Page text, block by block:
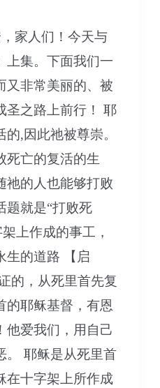
家人们！今天与
上集。下面我们一
又非常美丽的、被
圣之路上前行！ 耶
,因此祂被尊崇。
死亡的复活的生
祂的人也能够打败
题就是“打败死
上作成的事工，
生的道路 【启
的，从死里首先复
的耶稣基督，有恩
他爱我们，用自己
。 耶稣是从死里首
在十字架上所作成